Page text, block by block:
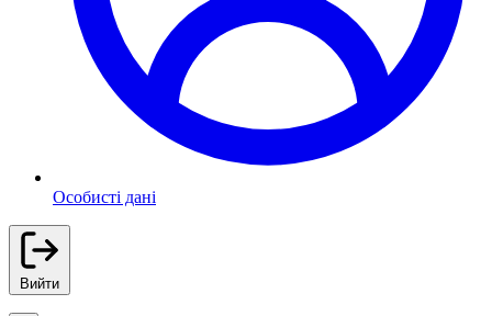
Особисті дані
Вийти